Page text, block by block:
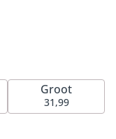
Groot
31,99